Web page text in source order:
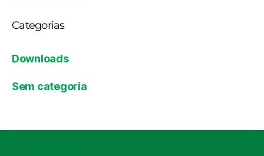
Categorias
Downloads
Sem categoria